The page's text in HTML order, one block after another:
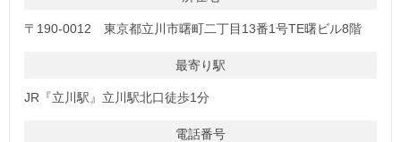
〒190-0012 東京都立川市曙町二丁目13番1号TE曙ビル8階
最寄り駅
JR『立川駅』立川駅北口徒歩1分
電話番号